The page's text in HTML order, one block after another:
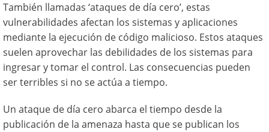
También llamadas ‘ataques de día cero’, estas
vulnerabilidades afectan los sistemas y aplicaciones
mediante la ejecución de código malicioso. Estos ataques
suelen aprovechar las debilidades de los sistemas para
ingresar y tomar el control. Las consecuencias pueden
ser terribles si no se actúa a tiempo.
Un ataque de día cero abarca el tiempo desde la
publicación de la amenaza hasta que se publican los